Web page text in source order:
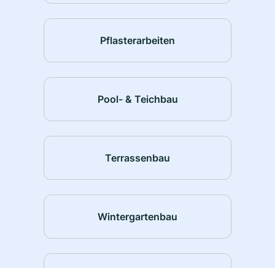
Pflasterarbeiten
Pool- & Teichbau
Terrassenbau
Wintergartenbau